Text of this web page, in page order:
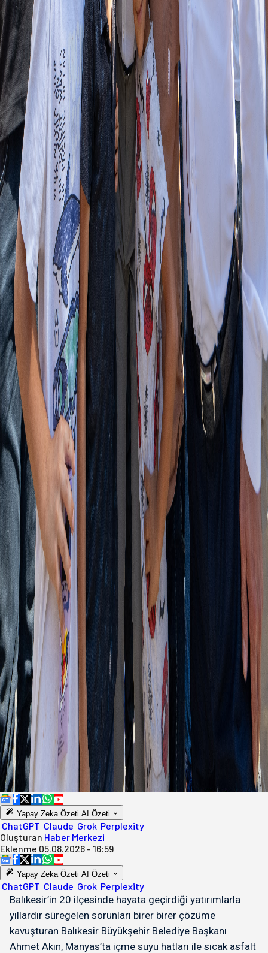
Yapay Zeka Özeti AI Özeti
ChatGPT Claude Grok Perplexity
Oluşturan Haber Merkezi
Eklenme 05.08.2026 - 16:59
Yapay Zeka Özeti AI Özeti
ChatGPT Claude Grok Perplexity
Balıkesir’in 20 ilçesinde hayata geçirdiği yatırımlarla
yıllardır süregelen sorunları birer birer çözüme
kavuşturan Balıkesir Büyükşehir Belediye Başkanı
Ahmet Akın, Manyas’ta içme suyu hatları ile sıcak asfalt